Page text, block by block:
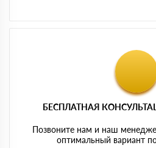
БЕСПЛАТНАЯ
Позвоните нам и наш
оптимальный вариант